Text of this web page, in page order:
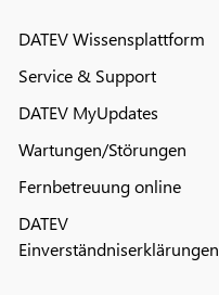
DATEV Wissensplattform
Service & Support
DATEV MyUpdates
Wartungen/Störungen
Fernbetreuung online
DATEV
Einverständniserklärungen